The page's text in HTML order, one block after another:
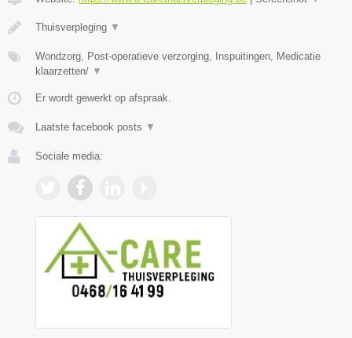
Thuisverpleging ▼
Wondzorg, Post-operatieve verzorging, Inspuitingen, Medicatie
klaarzetten/ ▼
Er wordt gewerkt op afspraak.
Laatste facebook posts ▼
Sociale media: